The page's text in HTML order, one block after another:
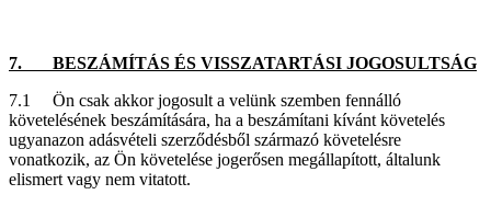
7. BESZÁMÍTÁS ÉS VISSZATARTÁSI JOGOSULTSÁG
7.1 Ön csak akkor jogosult a velünk szemben fennálló
követelésének beszámítására, ha a beszámítani kívánt követelés
ugyanazon adásvételi szerződésből származó követelésre
vonatkozik, az Ön követelése jogerősen megállapított, általunk
elismert vagy nem vitatott.